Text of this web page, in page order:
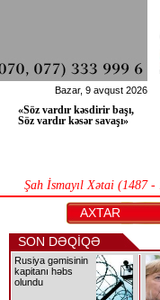
Bazar, 9 avqust 2026
«Söz vardır kəsdirir başı,
Söz vardır kəsər savaşı»
Şah İsmayıl Xətai (1487 -
SON DƏQİQƏ
Rusiya gəmisinin
kapitanı həbs
olundu